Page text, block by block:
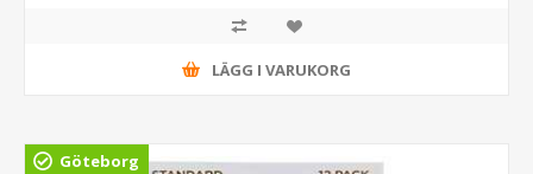
LÄGG I VARUKORG
Göteborg